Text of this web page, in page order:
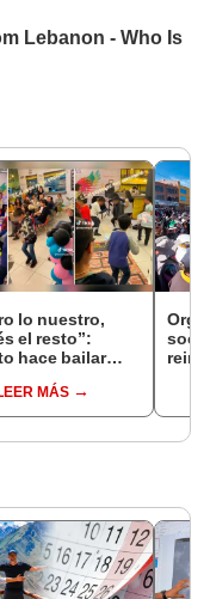
lo nuestro,
el resto”:
hace bailar
fiesta infantil
MÁS